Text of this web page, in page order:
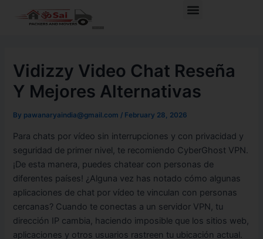
Menu
Vidizzy Video Chat Reseña
Y Mejores Alternativas
By pawanaryaindia@gmail.com / February 28, 2026
Para chats por vídeo sin interrupciones y con privacidad y
seguridad de primer nivel, te recomiendo CyberGhost VPN.
¡De esta manera, puedes chatear con personas de
diferentes países! ¿Alguna vez has notado cómo algunas
aplicaciones de chat por vídeo te vinculan con personas
cercanas? Cuando te conectas a un servidor VPN, tu
dirección IP cambia, haciendo imposible que los sitios web,
aplicaciones y otros usuarios rastreen tu ubicación actual.
navigation